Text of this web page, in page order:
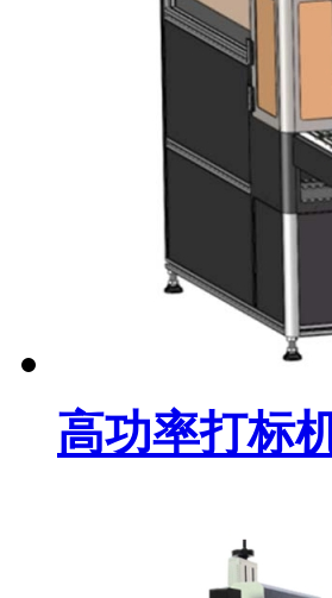
高功率打标